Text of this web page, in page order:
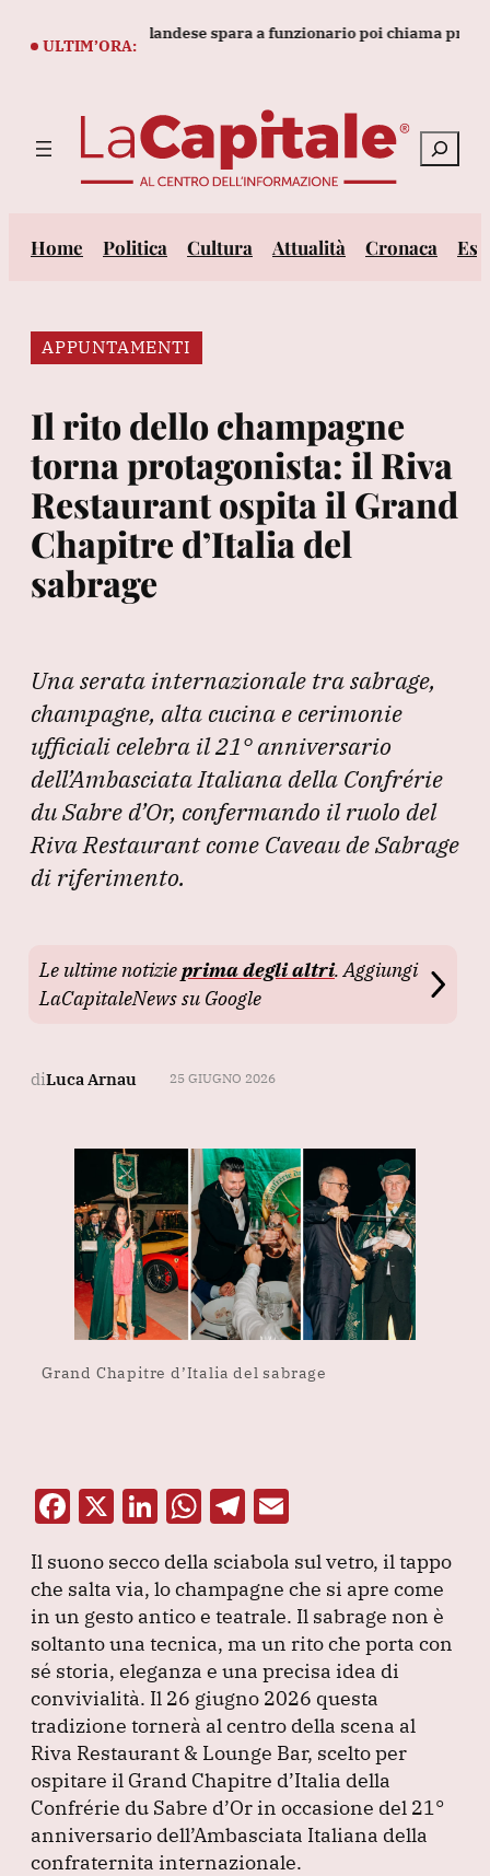
ULTIM’ORA:
thailandese spara a funzionario poi chiama
Cerca
Home Politica Cultura Attualità Cronaca
APPUNTAMENTI
Il rito dello champagne
torna protagonista: il Riva
Restaurant ospita il Grand
Chapitre d’Italia del
sabrage
Una serata internazionale tra sabrage,
champagne, alta cucina e cerimonie
ufficiali celebra il 21° anniversario
dell’Ambasciata Italiana della Confrérie
du Sabre d’Or, confermando il ruolo del
Riva Restaurant come Caveau de Sabrage
di riferimento.
Le ultime notizieprima degli altri. Aggiungi
LaCapitaleNews su Google
diLuca Arnau 25 GIUGNO 2026
Grand Chapitre d’Italia del sabrage
F
c
e
b
o
o
k
X Li
k
e
dI
n
W
at
s
A
p
p
T
e
gr
a
m
ai
l
Il suono secco della sciabola sul vetro, il tappo
che salta via, lo champagne che si apre come
in un gesto antico e teatrale. Il sabrage non è
soltanto una tecnica, ma un rito che porta con
sé storia, eleganza e una precisa idea di
convivialità. Il 26 giugno 2026 questa
tradizione tornerà al centro della scena al
Riva Restaurant & Lounge Bar, scelto per
ospitare il Grand Chapitre d’Italia della
Confrérie du Sabre d’Or in occasione del 21°
anniversario dell’Ambasciata Italiana della
confraternita internazionale.